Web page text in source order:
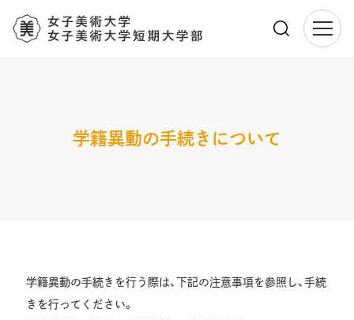
学籍異動の手続きについて
学籍異動の手続きを行う際は、下記の注意事項を参照し、手続
きを行ってください。